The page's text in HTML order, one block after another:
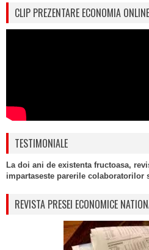
CLIP PREZENTARE ECONOMIA ONLINE
TESTIMONIALE
La doi ani de existenta fructoasa,
impartaseste parerile colaboratorilor
REVISTA PRESEI ECONOMICE